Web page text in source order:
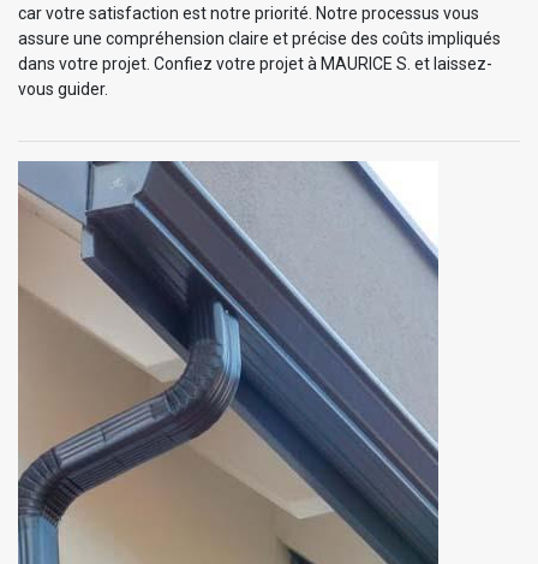
car votre satisfaction est notre priorité. Notre processus vous
assure une compréhension claire et précise des coûts impliqués
dans votre projet. Confiez votre projet à MAURICE S. et laissez-
vous guider.